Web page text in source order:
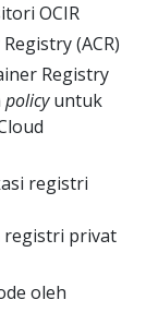
OCIR
(ACR)
Registry
policyuntuk
registri
registri privat
oleh